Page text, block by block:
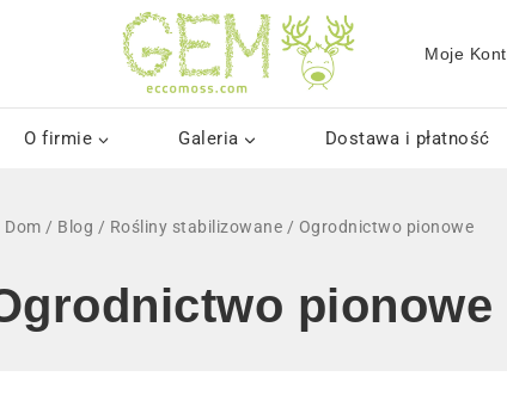
Moje
O firmie Galeria Dostawa i płatność
Dom / Blog / Rośliny stabilizowane / Ogrodnictwo pionowe
pionowe